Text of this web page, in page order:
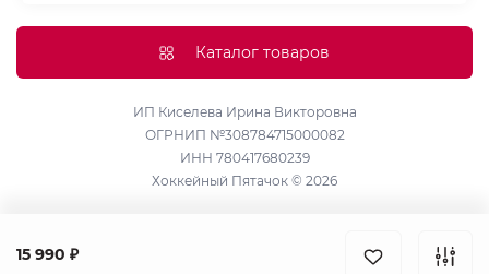
15 990 ₽
Доставка
Политика конфиденциальности и обработки
персональных данных
Производители
Каталог товаров
ИП Киселева Ирина Викторовна
ОГРНИП №308784715000082
ИНН 780417680239
Хоккейный Пятачок © 2026